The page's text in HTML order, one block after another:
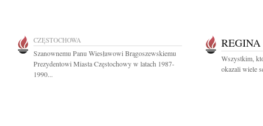
CZĘSTOCHOWA
Szanownemu Panu Wiesławowi Brągoszewskiemu
Prezydentowi Miasta Częstochowy w latach 1987-
1990...
Wszystkim,
okazali wiele